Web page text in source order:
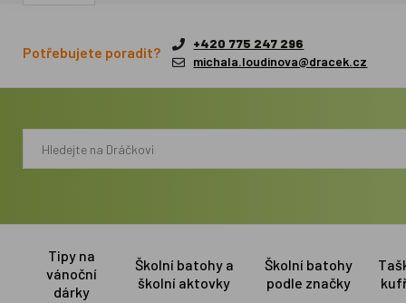
Potřebujete poradit?
+420 775 247 296
michala.loudinova@dracek.cz
Tipy na
vánoční
dárky
Školní batohy a
školní aktovky
Školní batohy
podle značky